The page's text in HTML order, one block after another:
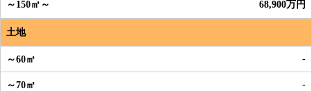
68,900万円
土地
-
-